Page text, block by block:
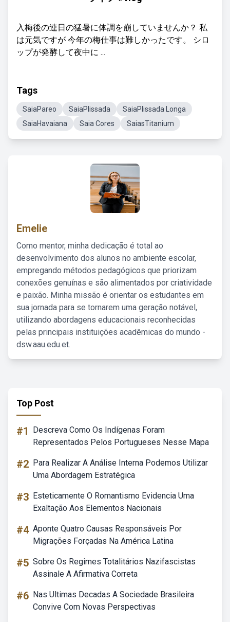
入梅後の連日の猛暑に体調を崩していませんか？ 私
は元気ですが 今年の梅仕事は難しかったです。 シロ
ップが発酵して夜中に ...
Tags
SaiaPareo SaiaPlissada
SaiaPlissada Longa
SaiaHavaiana
Saia Cores SaiasTitanium
Emelie
Como mentor, minha dedicação é total ao
desenvolvimento dos alunos no ambiente escolar,
empregando métodos pedagógicos que priorizam
conexões genuínas e são alimentados por criatividade
e paixão. Minha missão é orientar os estudantes em
sua jornada para se tornarem uma geração notável,
utilizando abordagens educacionais reconhecidas
pelas principais instituições acadêmicas do mundo -
dsw.aau.edu.et.
Top Post
#1
Descreva Como Os Indígenas Foram
Representados Pelos Portugueses Nesse Mapa
#2 Para Realizar A Análise Interna Podemos Utilizar
Uma Abordagem Estratégica
#3 Esteticamente O Romantismo Evidencia Uma
Exaltação Aos Elementos Nacionais
#4 Aponte Quatro Causas Responsáveis Por
Migrações Forçadas Na América Latina
#5 Sobre Os Regimes Totalitários Nazifascistas
Assinale A Afirmativa Correta
#6 Nas Ultimas Decadas A Sociedade Brasileira
Convive Com Novas Perspectivas